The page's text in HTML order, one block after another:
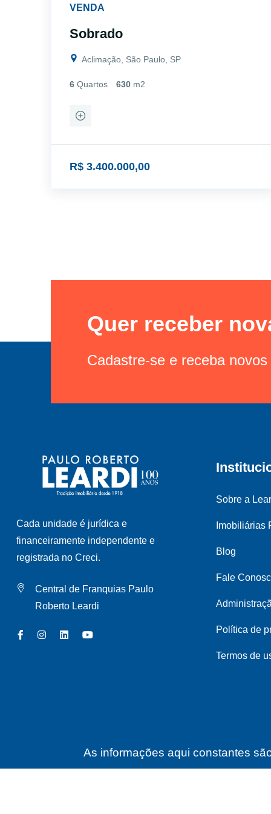
VENDA
Sobrado
Aclimação, São Paulo, SP
6 Quartos 630 m2
R$ 3.400.000,00
Quer receber
Cadastre-se e receba
Cada unidade é jurídica e
financeiramente independente e
registrada no Creci.
Central de Franquias Paulo
Roberto Leardi
Sobre a
Imobiliárias
Blog
Fale
Política de
Termos de
As informações aqui constantes